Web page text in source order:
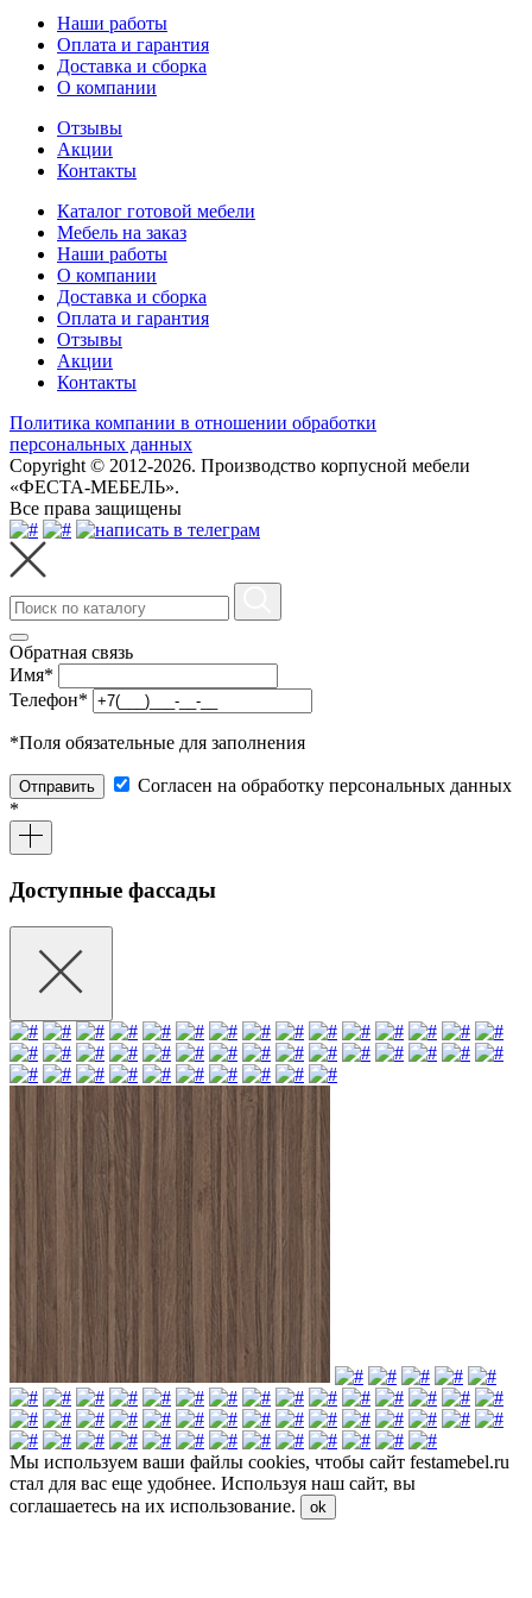
Наши работы
Оплата и гарантия
Доставка и сборка
О компании
Отзывы
Акции
Контакты
Каталог готовой мебели
Мебель на заказ
Наши работы
О компании
Доставка и сборка
Оплата и гарантия
Отзывы
Акции
Контакты
Политика компании в отношении обработки
персональных данных
Copyright © 2012-2026. Производство корпусной мебели
«ФЕСТА-МЕБЕЛЬ».
Все права защищены
Обратная связь
Имя*
Телефон*
*Поля обязательные для заполнения
Отправить
Согласен на обработку персональных данных
*
Доступные фассады
Мы используем ваши файлы cookies, чтобы сайт festamebel.ru
стал для вас еще удобнее. Используя наш сайт, вы
соглашаетесь на их использование.